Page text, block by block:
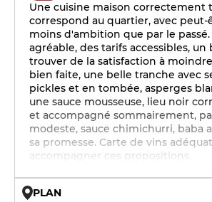
Une cuisine maison correctement
correspond au quartier, avec
moins d'ambition que par le passé.
agréable, des tarifs accessibles,
trouver de la satisfaction à
bien faite, une belle tranche avec
pickles et en tombée, asperges
une sauce mousseuse, lieu noir
et accompagné sommairement,
modeste, sauce chimichurri, baba
sa promesse. Carte de vins
accompagner ces propositions.
PLAN